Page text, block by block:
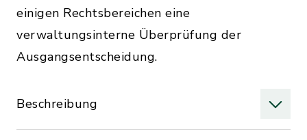
einigen Rechtsbereichen eine
verwaltungsinterne Überprüfung der
Ausgangsentscheidung.
Beschreibung